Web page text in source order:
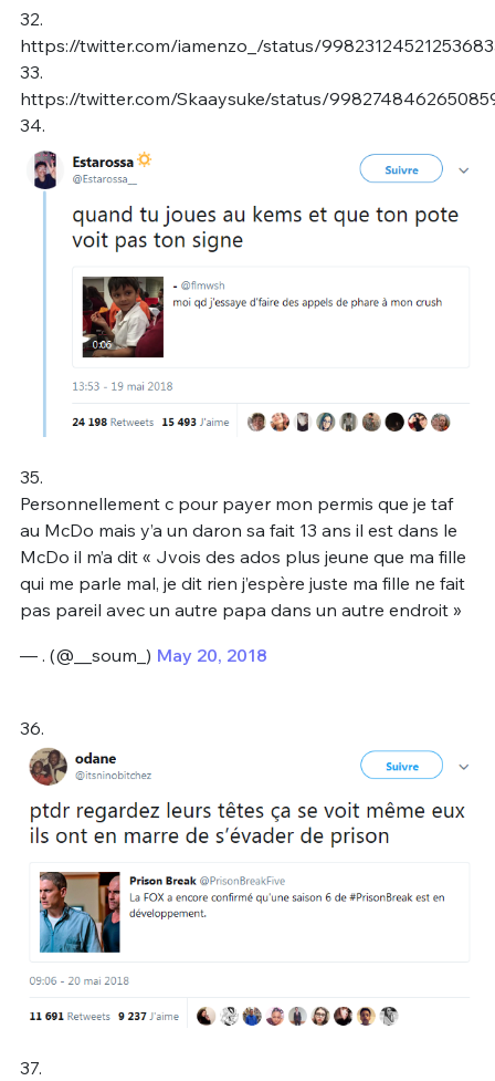
32.
https://twitter.com/iamenzo_/status/
33.
https://twitter.com/Skaaysuke/status/
34.
35.
Personnellement c pour payer mon permis que je taf
au McDo mais y’a un daron sa fait 13 ans il est dans le
McDo il m’a dit « Jvois des ados plus jeune que ma fille
qui me parle mal, je dit rien j’espère juste ma fille ne fait
pas pareil avec un autre papa dans un autre endroit »
— . (@__soum_) May 20, 2018
36.
37.